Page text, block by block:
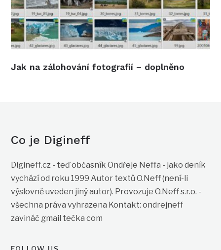
Jak na zálohování fotografií – doplněno
Co je Digineff
Digineff.cz - teď občasník Ondřeje Neffa - jako deník
vychází od roku 1999 Autor textů O.Neff (není-li
výslovně uveden jiný autor). Provozuje O.Neff s.r.o. -
všechna práva vyhrazena Kontakt: ondrejneff
zavináč gmail tečka com